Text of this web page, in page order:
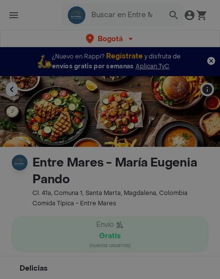
Bogotá
¿Nuevo en Rappi? Regístratey disfruta de
envíos gratis por semanas Aplican TyC
Entre Mares - María Eugenia
Pando
Cl. 41a, Comuna 1, Santa Marta, Magdalena, Colombia
Comida Típica - Entre Mares
Envío
Gratis
(nuevos usuarios)
Delicias